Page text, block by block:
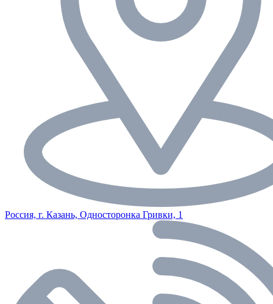
Россия, г. Казань, Односторонка Гривки, 1